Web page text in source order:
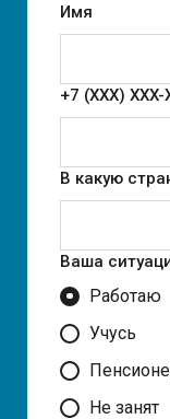
Имя
+7 (XXX) XXX-
В какую
Ваша
Работаю
Учусь
Не занят